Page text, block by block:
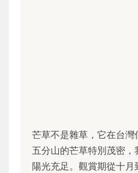
芒草不是雜草，它在台灣
五分山的芒草特別茂密，
陽光充足。觀賞期從十